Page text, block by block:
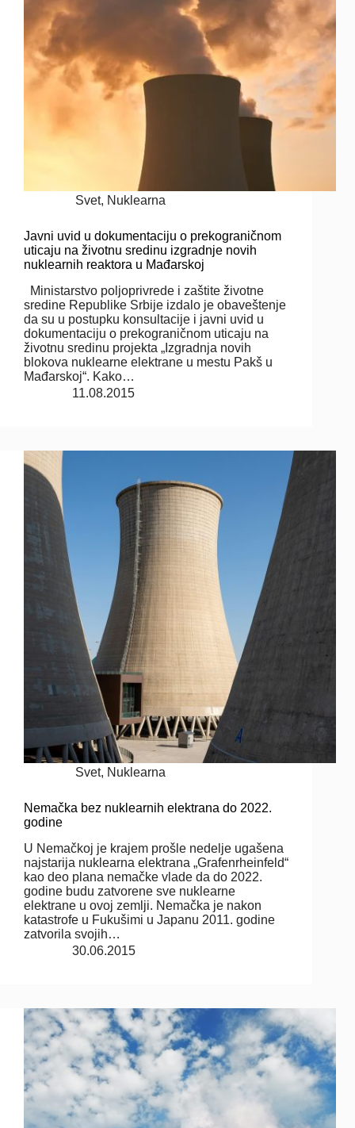
Svet, Nuklearna
Javni uvid u dokumentaciju o prekograničnom
uticaju na životnu sredinu izgradnje novih
nuklearnih reaktora u Mađarskoj
Ministarstvo poljoprivrede i zaštite životne
sredine Republike Srbije izdalo je obaveštenje
da su u postupku konsultacije i javni uvid u
dokumentaciju o prekograničnom uticaju na
životnu sredinu projekta „Izgradnja novih
blokova nuklearne elektrane u mestu Pakš u
Mađarskoj“. Kako…
11.08.2015
Svet, Nuklearna
Nemačka bez nuklearnih elektrana do 2022.
godine
U Nemačkoj je krajem prošle nedelje ugašena
najstarija nuklearna elektrana „Grafenrheinfeld“
kao deo plana nemačke vlade da do 2022.
godine budu zatvorene sve nuklearne
elektrane u ovoj zemlji. Nemačka je nakon
katastrofe u Fukušimi u Japanu 2011. godine
zatvorila svojih…
30.06.2015